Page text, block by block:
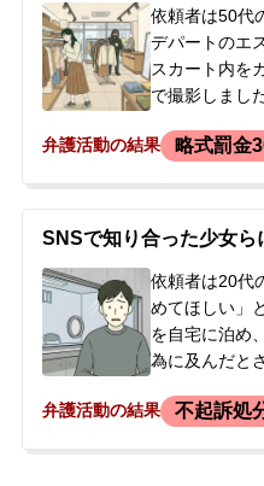
依頼者は50代
デパートのエ
スカート内を
で撮影しまし
となく解放さ
示談も検討し
ご相談、ご依
弁護活動の結果 略式罰金
SNSで知り合った少女ら
依頼者は20代
めてほしい」
を自宅に泊め
為に及んだと
いませんでし
弁護活動の結果 不起訴処